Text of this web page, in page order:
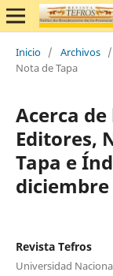
Inicio / Archivos /
Nota de Tapa
Acerca
Editores,
Tapa e
diciembre
Revista Tefros
Universidad